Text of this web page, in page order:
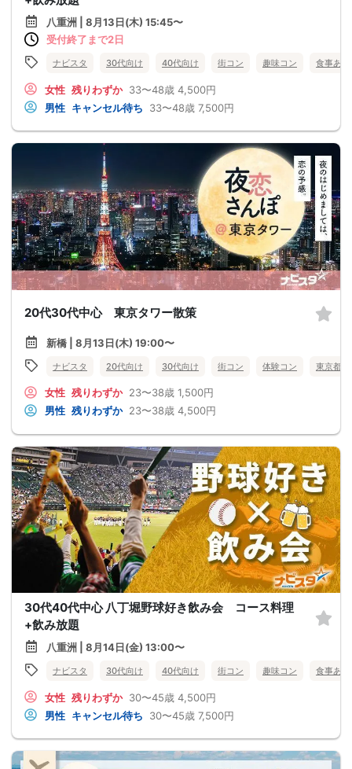
八重洲 | 8月13日(木) 15:45〜
受付終了まで2日
ナビスタ 30代向け 40代向け 街コン 趣味コン 食事あり
女性 残りわずか 33〜48歳 4,500円
男性 キャンセル待ち 33〜48歳 7,500円
20代30代中心 東京タワー散策
新橋 | 8月13日(木) 19:00〜
ナビスタ 20代向け 30代向け 街コン 体験コン 東京都
女性 残りわずか 23〜38歳 1,500円
男性 残りわずか 23〜38歳 4,500円
30代40代中心 八丁堀野球好き飲み会 コース料理
+飲み放題
八重洲 | 8月14日(金) 13:00〜
ナビスタ 30代向け 40代向け 街コン 趣味コン 食事あり
女性 残りわずか 30〜45歳 4,500円
男性 キャンセル待ち 30〜45歳 7,500円